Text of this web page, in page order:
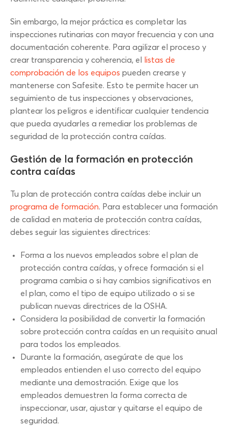
Sin embargo, la mejor práctica es completar las
inspecciones rutinarias con mayor frecuencia y con una
documentación coherente. Para agilizar el proceso y
crear transparencia y coherencia, el
listas de
comprobación de los equipos pueden crearse y
mantenerse con Safesite. Esto te permite hacer un
seguimiento de tus inspecciones y observaciones,
plantear los peligros e identificar cualquier tendencia
que pueda ayudarles a remediar los problemas de
seguridad de la protección contra caídas.
Gestión de la formación en protección
contra caídas
Tu plan de protección contra caídas debe incluir un
programa de formación. Para establecer una formación
de calidad en materia de protección contra caídas,
debes seguir las siguientes directrices:
Forma a los nuevos empleados sobre el plan de
protección contra caídas, y ofrece formación si el
programa cambia o si hay cambios significativos en
el plan, como el tipo de equipo utilizado o si se
publican nuevas directrices de la OSHA.
Considera la posibilidad de convertir la formación
sobre protección contra caídas en un requisito anual
para todos los empleados.
Durante la formación, asegúrate de que los
empleados entienden el uso correcto del equipo
mediante una demostración. Exige que los
empleados demuestren la forma correcta de
inspeccionar, usar, ajustar y quitarse el equipo de
seguridad.